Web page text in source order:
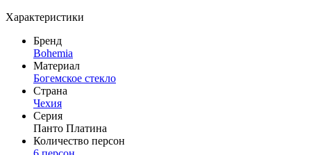
Характеристики
Бренд
Bohemia
Материал
Богемское стекло
Страна
Чехия
Серия
Панто Платина
Количество персон